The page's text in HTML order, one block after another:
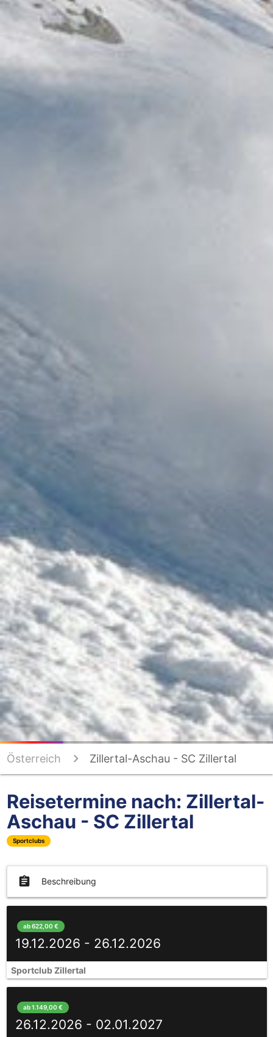
Österreich Zillertal-Aschau - SC Zillertal
Reisetermine nach: Zillertal-
Aschau - SC Zillertal
Sportclubs
assignment Beschreibung
ab 622,00 €
19.12.2026 - 26.12.2026
Sportclub Zillertal
ab 1.149,00 €
26.12.2026 - 02.01.2027